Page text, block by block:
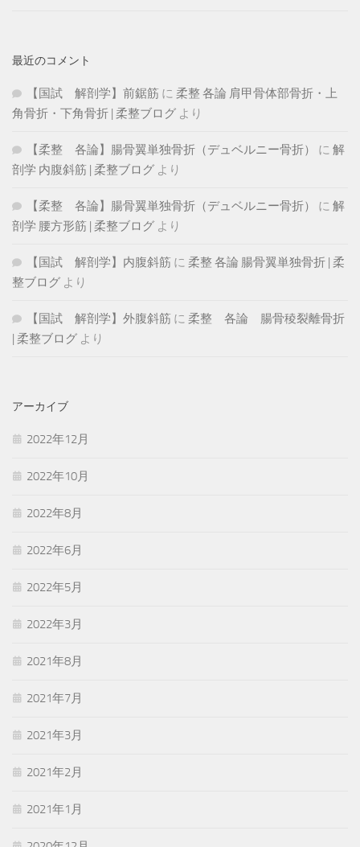
最近のコメント
【国試 解剖学】前鋸筋 に 柔整 各論 肩甲骨体部骨折・上
角骨折・下角骨折 | 柔整ブログ より
【柔整 各論】腸骨翼単独骨折（デュベルニー骨折） に 解
剖学 内腹斜筋 | 柔整ブログ より
【柔整 各論】腸骨翼単独骨折（デュベルニー骨折） に 解
剖学 腰方形筋 | 柔整ブログ より
【国試 解剖学】内腹斜筋 に 柔整 各論 腸骨翼単独骨折 | 柔
整ブログ より
【国試 解剖学】外腹斜筋 に 柔整 各論 腸骨稜裂離骨折
| 柔整ブログ より
アーカイブ
2022年12月
2022年10月
2022年8月
2022年6月
2022年5月
2022年3月
2021年8月
2021年7月
2021年3月
2021年2月
2021年1月